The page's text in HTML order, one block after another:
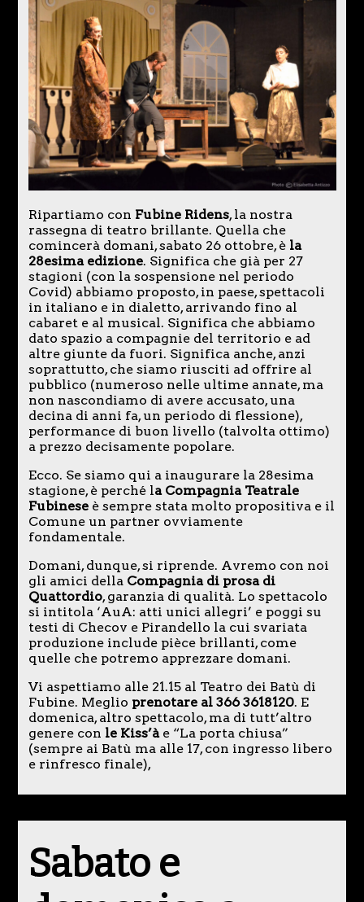
Ripartiamo con Fubine Ridens, la nostra
rassegna di teatro brillante. Quella che
comincerà domani, sabato 26 ottobre, èla
28esima edizione. Significa che già per 27
stagioni (con la sospensione nel periodo
Covid) abbiamo proposto, in paese, spettacoli
in italiano e in dialetto, arrivando fino al
cabaret e al musical. Significa che abbiamo
dato spazio a compagnie del territorio e ad
altre giunte da fuori. Significa anche, anzi
soprattutto, che siamo riusciti ad offrire al
pubblico (numeroso nelle ultime annate, ma
non nascondiamo di avere accusato, una
decina di anni fa, un periodo di flessione),
performance di buon livello (talvolta ottimo)
a prezzo decisamente popolare.
Ecco. Se siamo qui a inaugurare la 28esima
stagione, è perché la Compagnia Teatrale
Fubinese è sempre stata molto propositiva e il
Comune un partner ovviamente
fondamentale.
Domani, dunque, si riprende. Avremo con noi
gli amici della Compagnia di prosa di
Quattordio, garanzia di qualità. Lo spettacolo
si intitola ‘AuA: atti unici allegri’ e poggi su
testi di Checov e Pirandello la cui svariata
produzione include pièce brillanti, come
quelle che potremo apprezzare domani.
Vi aspettiamo alle 21.15 al Teatro dei Batù di
Fubine. Meglio prenotare al 366 3618120. E
domenica, altro spettacolo, ma di tutt’altro
genere con le Kiss’àe “La porta chiusa”
(sempre ai Batù ma alle 17, con ingresso libero
e rinfresco finale),
Sabato e